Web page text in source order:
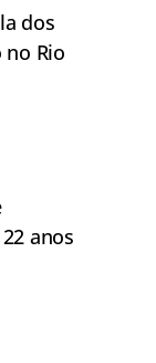
dos
Rio
anos